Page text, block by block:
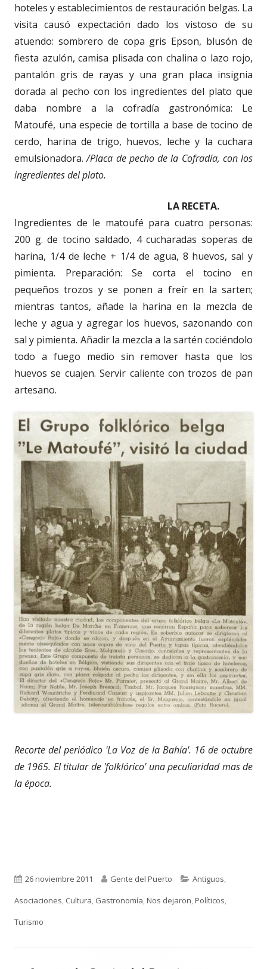
hoteles y establecimientos de restauración belgas. La
visita causó expectación dado los vistoso de su
atuendo: sombrero de copa gris Epson, blusón de
fiesta azulón, camisa plisada con chalina o lazo rojo,
pantalón gris de rayas y una gran placa insignia
dorada al pecho con los ingredientes del plato que
daba nombre a la cofradía gastronómica: Le
Matoufé, una especie de tortilla a base de tocino de
cerdo, harina de trigo, huevos, leche y la cuchara
emulsionadora./Placa de pecho de la Cofradía, con los
ingredientes del plato.
LA RECETA.
Ingredientes de le matoufé para cuatro personas:
200 g. de tocino saldado, 4 cucharadas soperas de
harina, 1/4 de leche + 1/4 de agua, 8 huevos, sal y
pimienta. Preparación: Se corta el tocino en
pequeños trozos y se ponen a freír en la sarten;
mientras tantos, añade la harina en la mezcla de
leche y agua y agregar los huevos, sazonando con
sal y pimienta. Añadir la mezcla a la sartén cociéndolo
todo a fuego medio sin remover hasta que los
huevos se cuajen. Servir caliente con trozos de pan
artesano.
Recorte del periódico 'La Voz de la Bahía'. 16 de octubre
de 1965. El titular de 'folklórico' una peculiaridad mas de
la época.
Publicado
el
26 noviembre 2011 Autor
Gente del Puerto Categorías
Antiguos,
Asociaciones, Cultura, Gastronomía,Nos dejaron,Políticos,
Turismo